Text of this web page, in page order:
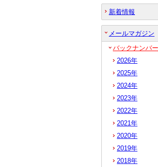
新着情報
メールマガジン
バックナンバー
2026年
2025年
2024年
2023年
2022年
2021年
2020年
2019年
2018年